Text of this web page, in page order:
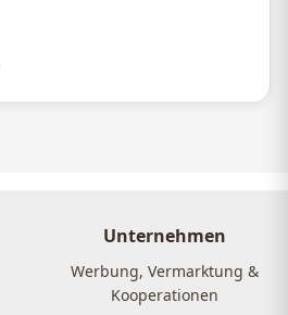
Unternehmen
Werbung, Vermarktung &
Kooperationen